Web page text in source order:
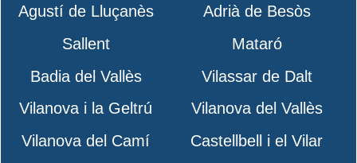
Agustí de Lluçanès
Adrià de Besòs
Sallent
Mataró
Badia del Vallès
Vilassar de Dalt
Vilanova i la Geltrú
Vilanova del Vallès
Vilanova del Camí
Castellbell i el Vilar